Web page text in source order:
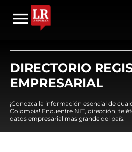
DIRECTORIO
EMPRESARIAL
¡Conozca la información esencial de
Colombia! Encuentre NIT, dirección,
datos empresarial mas grande del país.